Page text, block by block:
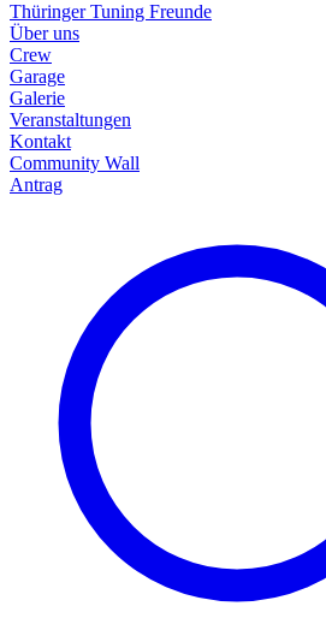
Thüringer Tuning Freunde
Über uns
Crew
Garage
Galerie
Veranstaltungen
Kontakt
Community Wall
Antrag